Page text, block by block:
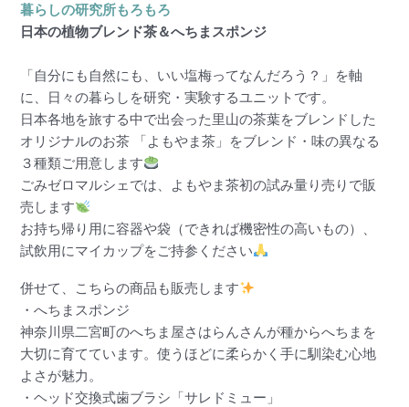
暮らしの研究所もろもろ
日本の植物ブレンド茶＆へちまスポンジ
「自分にも自然にも、いい塩梅ってなんだろう？」を軸
に、日々の暮らしを研究・実験するユニットです。
日本各地を旅する中で出会った里山の茶葉をブレンドした
オリジナルのお茶 「よもやま茶」をブレンド・味の異なる
３種類ご用意します
ごみゼロマルシェでは、よもやま茶初の試み量り売りで販
売します
お持ち帰り用に容器や袋（できれば機密性の高いもの）、
試飲用にマイカップをご持参ください
併せて、こちらの商品も販売します
・へちまスポンジ
神奈川県二宮町のへちま屋さはらんさんが種からへちまを
大切に育てています。使うほどに柔らかく手に馴染む心地
よさが魅力。
・ヘッド交換式歯ブラシ「サレドミュー」